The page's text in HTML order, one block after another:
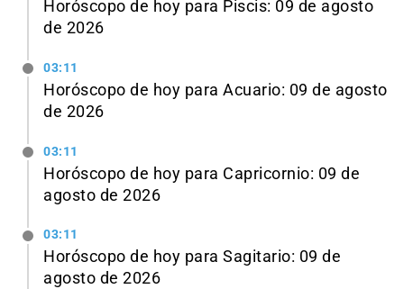
Horóscopo de hoy para Piscis: 09 de agosto
de 2026
03:11
Horóscopo de hoy para Acuario: 09 de agosto
de 2026
03:11
Horóscopo de hoy para Capricornio: 09 de
agosto de 2026
03:11
Horóscopo de hoy para Sagitario: 09 de
agosto de 2026